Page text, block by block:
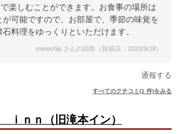
楽しむことができます。お食事の場所は
が可能ですので、お部屋で、季節の味覚を
料理をゆっくりといただけます。
nanochip さんの回答（投稿日：2020/9/18）
通報する
すべてのクチコミ(1 件)をみる
ｉｎｎ（旧滝本イン）